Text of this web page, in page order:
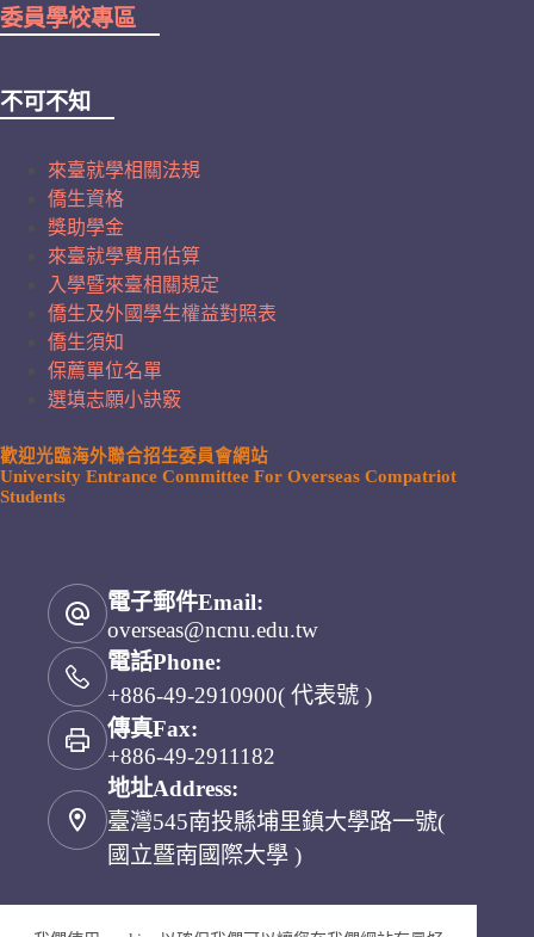
委員學校專區
不可不知
來臺就學相關法規
僑生資格
獎助學金
來臺就學費用估算
入學暨來臺相關規定
僑生及外國學生權益對照表
僑生須知
保薦單位名單
選填志願小訣竅
歡迎光臨海外聯合招生委員會網站
University Entrance Committee For Overseas Compatriot
Students
電子郵件Email:
overseas@ncnu.edu.tw
電話Phone:
+886-49-2910900( 代表號 )
傳真Fax:
+886-49-2911182
地址Address:
臺灣545南投縣埔里鎮大學路一號(
國立暨南國際大學 )
海外聯招會 YouTube 頻道